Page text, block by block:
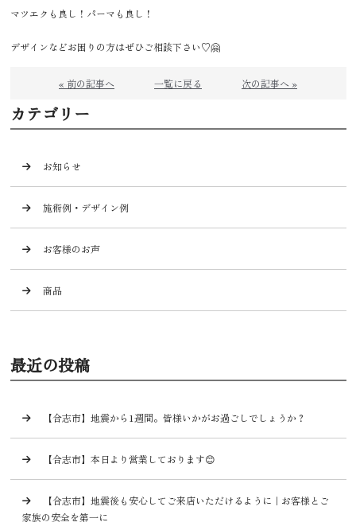
マツエクも良し！パーマも良し！
デザインなどお困りの方はぜひご相談下さい♡🤗
« 前の記事へ 一覧に戻る 次の記事へ »
カテゴリー
お知らせ
施術例・デザイン例
お客様のお声
商品
最近の投稿
【合志市】地震から1週間。皆様いかがお過ごしでしょうか？
【合志市】本日より営業しております😊
【合志市】地震後も安心してご来店いただけるように｜お客様とご
家族の安全を第一に